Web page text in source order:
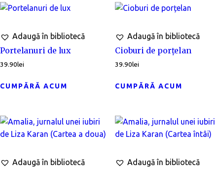
Adaugă în bibliotecă
Portelanuri de lux
39.90lei
CUMPĂRĂ ACUM
Adaugă în bibliotecă
Cioburi de porțelan
39.90lei
CUMPĂRĂ ACUM
Adaugă în bibliotecă Adaugă în bibliotecă